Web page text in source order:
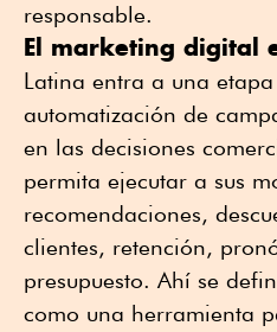
responsable.
El marketing digital
Latina entra a una
automatización de
en las decisiones
permita ejecutar a sus
recomendaciones,
clientes, retención,
presupuesto. Ahí se
como una herramienta